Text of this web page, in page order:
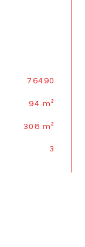
76490
94 m²
308 m²
3
bien est